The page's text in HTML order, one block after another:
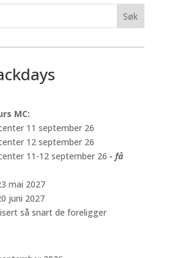
MC:
11 september 26
12 september 26
11-12 september 26 - få
mai 2027
juni 2027
så snart de foreligger